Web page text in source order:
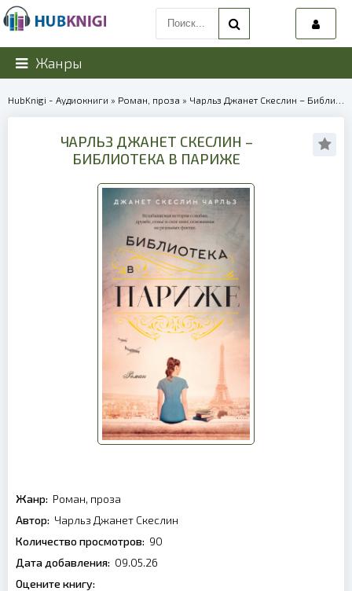
Жанры
HubKnigi - Аудиокниги » Роман, проза » Чарльз Джанет Скеслин – Библиотека в Париже | 39896
ЧАРЛЬЗ ДЖАНЕТ СКЕСЛИН –
БИБЛИОТЕКА В ПАРИЖЕ
Жанр: Роман, проза
Автор: Чарльз Джанет Скеслин
Количество просмотров: 90
Дата добавления: 09.05.26
Оцените книгу: